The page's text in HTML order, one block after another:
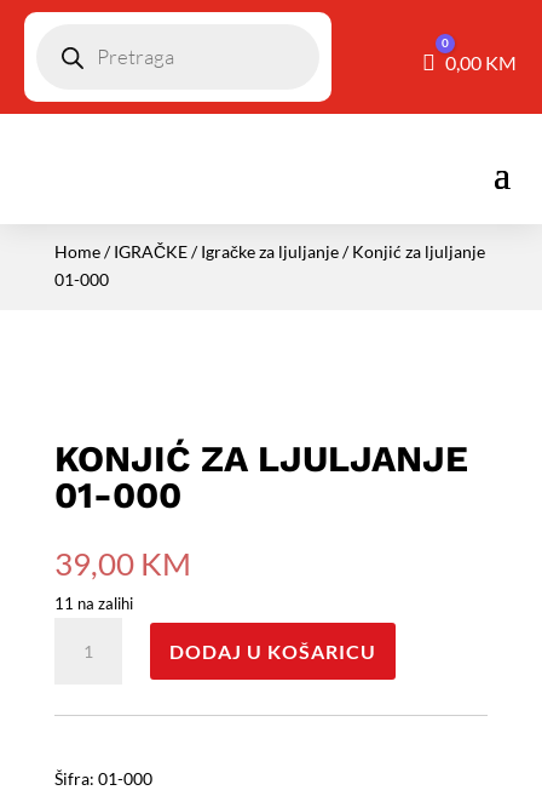
Košarica
0
0,00 KM
Home/IGRAČKE/Igračke za ljuljanje/ Konjić za ljuljanje
01-000
KONJIĆ ZA LJULJANJE
01-000
39,00 KM
11 na zalihi
01-
količina
DODAJ U KOŠARICU
Šifra: 01-000